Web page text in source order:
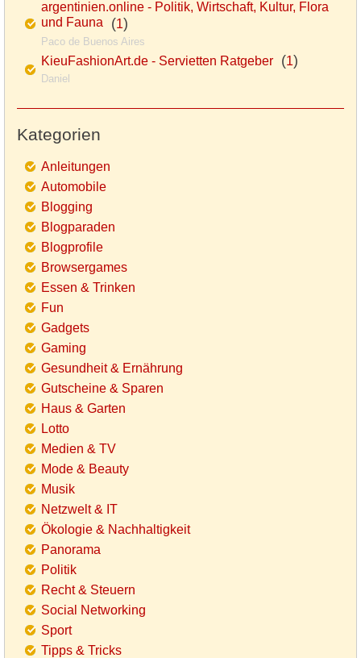
argentinien.online - Politik, Wirtschaft, Kultur, Flora
und Fauna (1)
Paco de Buenos Aires
KieuFashionArt.de - Servietten Ratgeber (1)
Daniel
Kategorien
Anleitungen
Automobile
Blogging
Blogparaden
Blogprofile
Browsergames
Essen & Trinken
Fun
Gadgets
Gaming
Gesundheit & Ernährung
Gutscheine & Sparen
Haus & Garten
Lotto
Medien & TV
Mode & Beauty
Musik
Netzwelt & IT
Ökologie & Nachhaltigkeit
Panorama
Politik
Recht & Steuern
Social Networking
Sport
Tipps & Tricks